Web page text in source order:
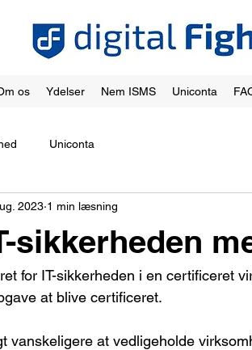
os Ydelser Nem ISMS Uniconta
Uniconta
sikkerheden
2023 1 min læsning
for IT-sikkerheden i en certificeret
at blive certificeret.
vanskeligere at vedligeholde